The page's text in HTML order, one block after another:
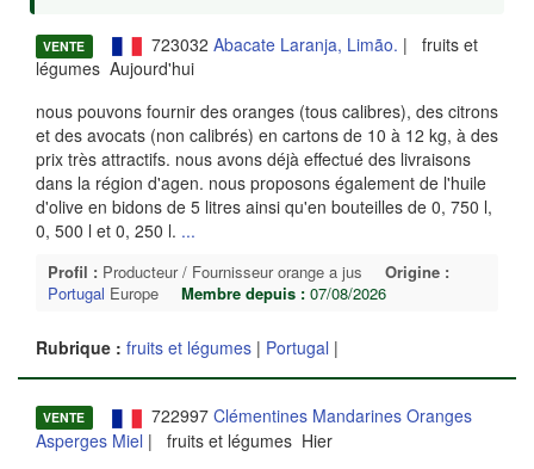
VENTE 723032 Abacate Laranja, Limão. | fruits et
légumes Aujourd'hui
nous pouvons fournir des oranges (tous calibres), des citrons
et des avocats (non calibrés) en cartons de 10 à 12 kg, à des
prix très attractifs. nous avons déjà effectué des livraisons
dans la région d'agen. nous proposons également de l'huile
d'olive en bidons de 5 litres ainsi qu'en bouteilles de 0, 750 l,
0, 500 l et 0, 250 l. ...
Profil : Producteur / Fournisseur orange a jus
Origine :
Portugal Europe Membre depuis : 07/08/2026
Rubrique : fruits et légumes | Portugal |
VENTE 722997 Clémentines Mandarines Oranges
Asperges Miel | fruits et légumes Hier